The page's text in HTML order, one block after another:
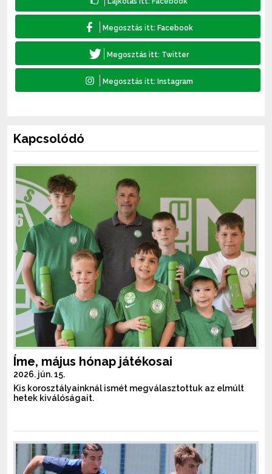
Kapcsolódó
Íme, május hónap játékosai
2026. jún. 15.
Kis korosztályainknál ismét megválasztottuk az elmúlt
hetek kiválóságait.